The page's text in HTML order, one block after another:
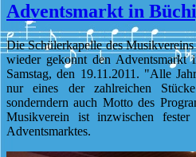
Adventsmarkt in
Die Schülerkapelle des
wieder gekonnt den Adventsmarkt
Samstag, den 19.11.2011. "Alle
nur eines der zahlreichen
sonderndern auch Motto des
Musikverein ist inzwischen fester
Adventsmarktes.